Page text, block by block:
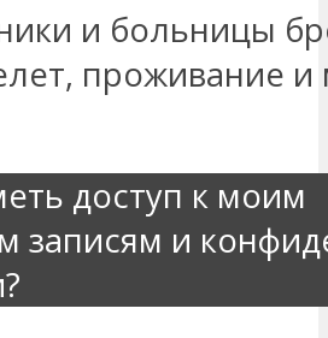
и больницы
проживание
доступ к моим
записям и